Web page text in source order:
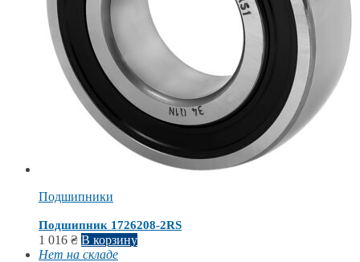
Подшипники
Подшипник 1726208-2RS
1 016 ₴ В корзину
Нет на складе